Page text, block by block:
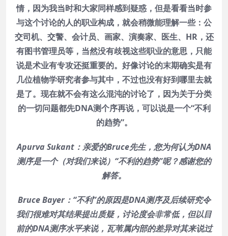
情，因为我当时和大家同样感到疑惑，但是看看当时参
与这个讨论的人的职业构成，就会稍微能理解一些：公
交司机、交警、会计员、画家、演奏家、医生、HR，还
有图书管理员等，当然没有歧视这些职业的意思，只能
说是术业有专攻还挺重要的。好像讨论的末期确实是有
几位植物学研究者参与其中，不过也没有好到哪里去就
是了。现在就不会有这么混沌的讨论了，因为关于分类
的一切问题都先DNA测个序再说，可以说是一个“不利
的趋势”。
Apurva Sukant：亲爱的Bruce先生，您为何认为DNA
测序是一个（对我们来说）“不利的趋势”呢？感谢您的
解答。
Bruce Bayer：“不利”的原因是DNA测序及后续研究令
我们很难对其结果提出质疑，讨论度会非常低，但以目
前的DNA测序水平来说，瓦苇属内部的差异对其来说过